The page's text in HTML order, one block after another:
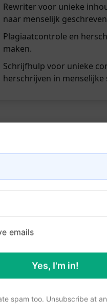
Rewriter voor unieke
naar menselijk
Plagiaatcontrole en
maken.
Schrijfhulp voor unieke
herschrijven in menselijke
Het verwijdert AI,
emails
Yes, I'm in!
spam too. Unsubscribe at